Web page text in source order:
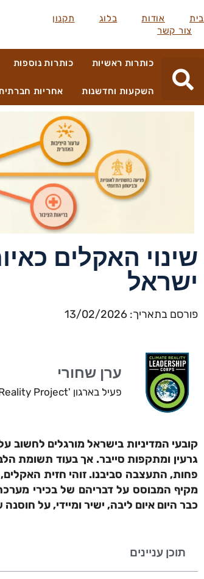
בית אודות בלוג
תקנון
צור קשר
כותרות ראשיות כותרות נוספות
השקעות וחדשנות אחריות
שינוי האקלים
ישראל
פורסם בתאריך: 13/02/2026
ערן שחורי
פעיל בארגון 'Climate Reality Project' שהקים אל גור, חבר לשעבר בפורום האקלים הישראלי.
קובעי המדיניות בישראל מורגלים לחשוב
גרעין ומתקפות סייבר. אך בעוד תשומת
פחות, התעצבה סביבנו. זוהי חזית האקלים,
מקיף המבוסס על דבריהם של בכירי
כבר היום איום ליבה, ישיר ומיידי, על
תוכן עניינים